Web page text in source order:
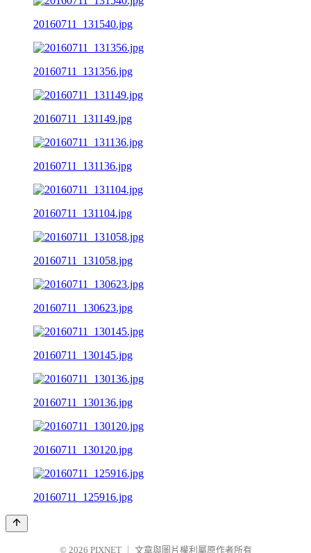
20160711_131540.jpg
20160711_131356.jpg
20160711_131149.jpg
20160711_131136.jpg
20160711_131104.jpg
20160711_131058.jpg
20160711_130623.jpg
20160711_130145.jpg
20160711_130136.jpg
20160711_130120.jpg
20160711_125916.jpg
© 2026 PIXNET 文章與圖片權利屬原作者所有